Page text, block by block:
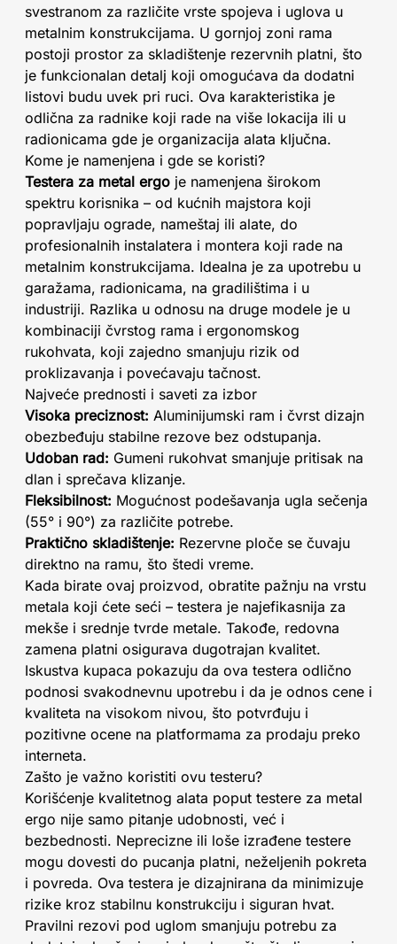
svestranom za različite vrste spojeva i uglova u
metalnim konstrukcijama. U gornjoj zoni rama
postoji prostor za skladištenje rezervnih platni, što
je funkcionalan detalj koji omogućava da dodatni
listovi budu uvek pri ruci. Ova karakteristika je
odlična za radnike koji rade na više lokacija ili u
radionicama gde je organizacija alata ključna.
Kome je namenjena i gde se koristi?
Testera za metal ergo je namenjena širokom
spektru korisnika – od kućnih majstora koji
popravljaju ograde, nameštaj ili alate, do
profesionalnih instalatera i montera koji rade na
metalnim konstrukcijama. Idealna je za upotrebu u
garažama, radionicama, na gradilištima i u
industriji. Razlika u odnosu na druge modele je u
kombinaciji čvrstog rama i ergonomskog
rukohvata, koji zajedno smanjuju rizik od
proklizavanja i povećavaju tačnost.
Najveće prednosti i saveti za izbor
Visoka preciznost: Aluminijumski ram i čvrst dizajn
obezbeđuju stabilne rezove bez odstupanja.
Udoban rad: Gumeni rukohvat smanjuje pritisak na
dlan i sprečava klizanje.
Fleksibilnost: Mogućnost podešavanja ugla sečenja
(55° i 90°) za različite potrebe.
Praktično skladištenje: Rezervne ploče se čuvaju
direktno na ramu, što štedi vreme.
Kada birate ovaj proizvod, obratite pažnju na vrstu
metala koji ćete seći – testera je najefikasnija za
mekše i srednje tvrde metale. Takođe, redovna
zamena platni osigurava dugotrajan kvalitet.
Iskustva kupaca pokazuju da ova testera odlično
podnosi svakodnevnu upotrebu i da je odnos cene i
kvaliteta na visokom nivou, što potvrđuju i
pozitivne ocene na platformama za prodaju preko
interneta.
Zašto je važno koristiti ovu testeru?
Korišćenje kvalitetnog alata poput testere za metal
ergo nije samo pitanje udobnosti, već i
bezbednosti. Neprecizne ili loše izrađene testere
mogu dovesti do pucanja platni, neželjenih pokreta
i povreda. Ova testera je dizajnirana da minimizuje
rizike kroz stabilnu konstrukciju i siguran hvat.
Pravilni rezovi pod uglom smanjuju potrebu za